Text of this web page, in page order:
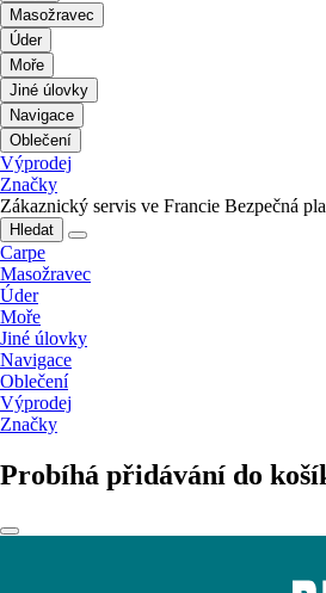
Masožravec
Úder
Moře
Jiné úlovky
Navigace
Oblečení
Výprodej
Značky
Zákaznický servis ve Francie Bezpečná
Hledat
Carpe
Masožravec
Úder
Moře
Jiné úlovky
Navigace
Oblečení
Výprodej
Značky
Probíhá přidávání do